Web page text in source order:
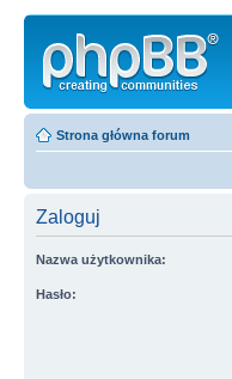
Strona główna forum
Zaloguj
Nazwa użytkownika:
Hasło: